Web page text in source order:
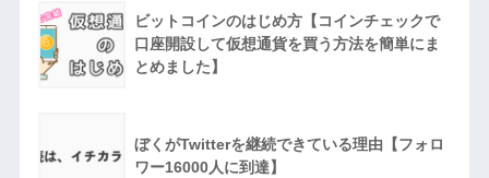
ビットコインのはじめ方【コインチェックで
口座開設して仮想通貨を買う方法を簡単にま
とめました】
ぼくがTwitterを継続できている理由【フォロ
ワー16000人に到達】